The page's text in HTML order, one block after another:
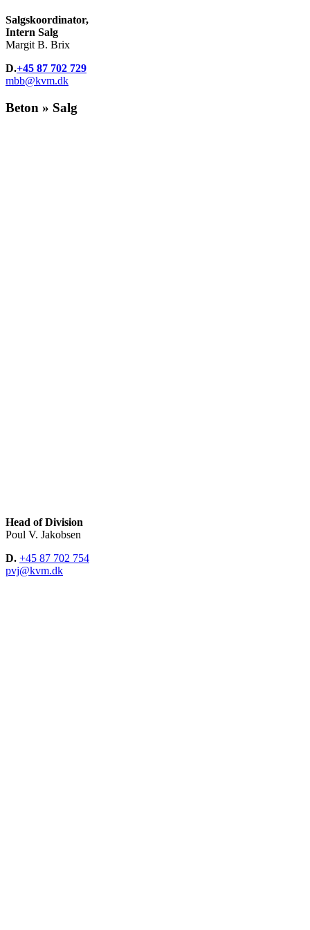
Salgskoordinator,
Intern Salg
Margit B. Brix
D.+45 87 702 729
mbb@kvm.dk
Beton » Salg
Head of Division
Poul V. Jakobsen
D. +45 87 702 754
pvj@kvm.dk